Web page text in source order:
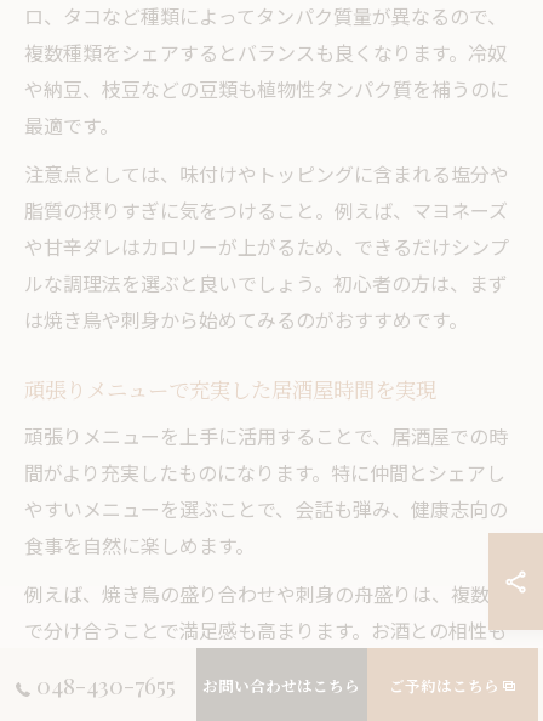
ロ、タコなど種類によってタンパク質量が異なるので、
複数種類をシェアするとバランスも良くなります。冷奴
や納豆、枝豆などの豆類も植物性タンパク質を補うのに
最適です。
注意点としては、味付けやトッピングに含まれる塩分や
脂質の摂りすぎに気をつけること。例えば、マヨネーズ
や甘辛ダレはカロリーが上がるため、できるだけシンプ
ルな調理法を選ぶと良いでしょう。初心者の方は、まず
は焼き鳥や刺身から始めてみるのがおすすめです。
頑張りメニューで充実した居酒屋時間を実現
頑張りメニューを上手に活用することで、居酒屋での時
間がより充実したものになります。特に仲間とシェアし
やすいメニューを選ぶことで、会話も弾み、健康志向の
食事を自然に楽しめます。
例えば、焼き鳥の盛り合わせや刺身の舟盛りは、複数人
で分け合うことで満足感も高まります。お酒との相性も
インナップを楽しめます。さらに、サラダや海藻類を組
048-430-7655 お問い合わせはこちら ご予約はこちら